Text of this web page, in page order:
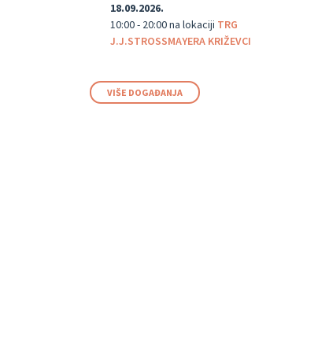
18.09.2026.
10:00 - 20:00na lokaciji TRG
J.J.STROSSMAYERA KRIŽEVCI
VIŠE DOGAĐANJA